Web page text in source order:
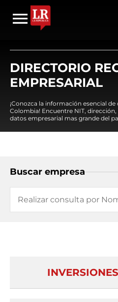
DIRECTORIO
EMPRESARIAL
¡Conozca la información esencial
Colombia! Encuentre NIT,
datos empresarial mas grande del
Buscar empresa